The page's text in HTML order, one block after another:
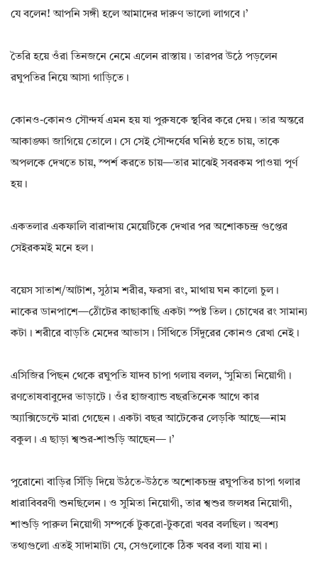
যে বলেন! আপনি সঙ্গী হলে আমাদের দারুণ ভালো লাগবে।’
তৈরি হয়ে ওঁরা তিনজনে নেমে এলেন রাস্তায়। তারপর উঠে পড়লেন
রঘুপতির নিয়ে আসা গাড়িতে।
কোনও-কোনও সৌন্দর্য এমন হয় যা পুরুষকে স্থবির করে দেয়। তার অন্তরে
আকাঙ্ক্ষা জাগিয়ে তোলে। সে সেই সৌন্দর্যের ঘনিষ্ঠ হতে চায়, তাকে
অপলকে দেখতে চায়, স্পর্শ করতে চায়—তার মাঝেই সবরকম পাওয়া পূর্ণ
হয়।
একতলার একফালি বারান্দায় মেয়েটিকে দেখার পর অশোকচন্দ্র গুপ্তের
সেইরকমই মনে হল।
বয়েস সাতাশ/আটাশ, সুঠাম শরীর, ফরসা রং, মাথায় ঘন কালো চুল।
নাকের ডানপাশে—ঠোঁটের কাছাকাছি একটা স্পষ্ট তিল। চোখের রং সামান্য
কটা। শরীরে বাড়তি মেদের আভাস। সিঁথিতে সিঁদুরের কোনও রেখা নেই।
এসিজির পিছন থেকে রঘুপতি যাদব চাপা গলায় বলল, ‘সুমিতা নিয়োগী।
রণতোষবাবুদের ভাড়াটে। ওঁর হাজব্যান্ড বছরতিনেক আগে কার
অ্যাক্সিডেন্টে মারা গেছেন। একটা বছর আটেকের লেড়কি আছে—নাম
বকুল। এ ছাড়া শ্বশুর-শাশুড়ি আছেন—।’
পুরোনো বাড়ির সিঁড়ি দিয়ে উঠতে-উঠতে অশোকচন্দ্র রঘুপতির চাপা গলার
ধারাবিবরণী শুনছিলেন। ও সুমিতা নিয়োগী, তার শ্বশুর জলধর নিয়োগী,
শাশুড়ি পারুল নিয়োগী সম্পর্কে টুকরো-টুকরো খবর বলছিল। অবশ্য
তথ্যগুলো এতই সাদামাটা যে, সেগুলোকে ঠিক খবর বলা যায় না।